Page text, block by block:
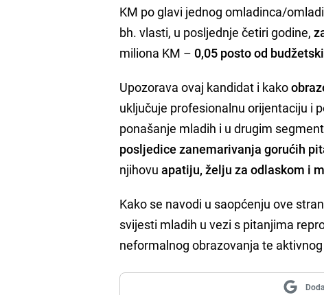
KM po glavi jednog omladinca/
bh. vlasti, u posljednje četiri godine,
miliona KM – 0,05 posto od
Upozorava ovaj kandidat i kako
uključuje profesionalnu orijentaciju i
ponašanje mladih i u drugim
posljedice zanemarivanja gorućih
njihovuapatiju, želju za odlaskom i
Kako se navodi u saopćenju ove
svijesti mladih u vezi s pitanjima
neformalnog obrazovanja te